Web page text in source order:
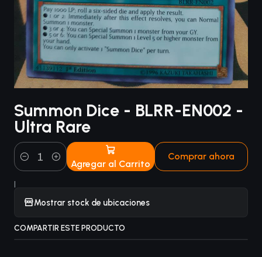
Summon Dice - BLRR-EN002 -
Ultra Rare
Cantidad Agregar al Carrito
Comprar ahora
|
Mostrar stock de ubicaciones
COMPARTIR ESTE PRODUCTO